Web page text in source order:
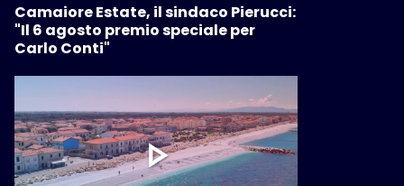
Camaiore Estate, il sindaco Pierucci:
"Il 6 agosto premio speciale per
Carlo Conti"